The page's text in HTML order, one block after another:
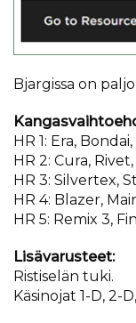
Bjargissa on
HR 1: Era,
HR 2: Cura,
HR 3: Silvertex,
HR 4: Blazer,
HR 5: Remix 3,
Lisävarusteet:
Ristiselän tuki.
Käsinojat 1-D, 2-